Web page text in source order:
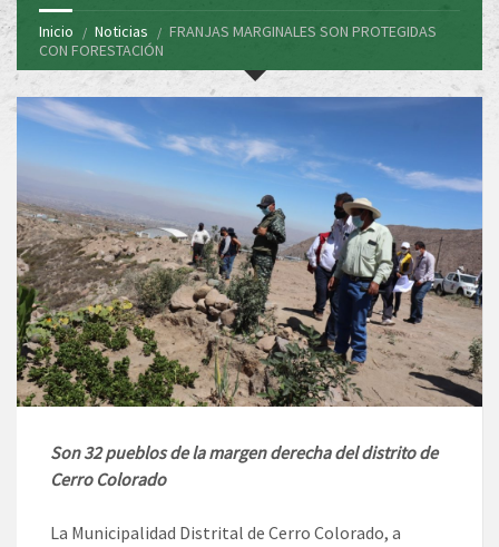
Inicio Noticias
FRANJAS MARGINALES SON PROTEGIDAS
CON FORESTACIÓN
Son 32 pueblos de la margen derecha del distrito de
Cerro Colorado
La Municipalidad Distrital de Cerro Colorado, a